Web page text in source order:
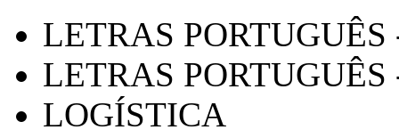
LETRAS
LETRAS PORTUGUÊS
LOGÍSTICA